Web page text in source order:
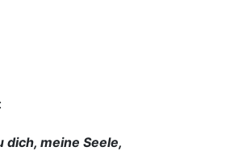
dich, meine Seele,